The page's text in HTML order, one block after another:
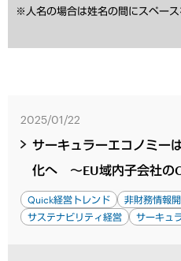
※人名の場合は姓名の間にスペース
2025/01/22
サーキュラーエコノミー
化へ ～EU域内子会社の
Quick経営トレンド 非財務情報
サステナビリティ経営
サーキュ